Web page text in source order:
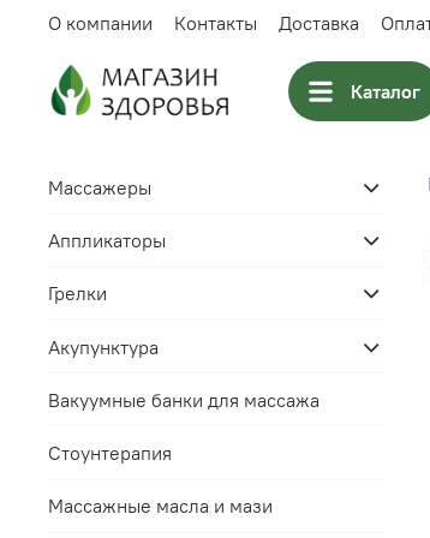
О компании Контакты Доставка
Каталог
Массажеры
Аппликаторы
Грелки
Акупунктура
Вакуумные банки для массажа
Стоунтерапия
Массажные масла и мази